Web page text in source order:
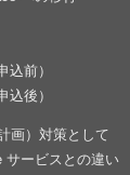
込前）
込後）
画）対策として
サービスとの違い